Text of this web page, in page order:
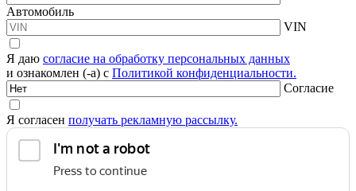
Автомобиль
VIN
Я даю согласие на обработку персональных данных
и ознакомлен (-а) с Политикой конфиденциальности.
Согласие
Я согласен получать рекламную рассылку.